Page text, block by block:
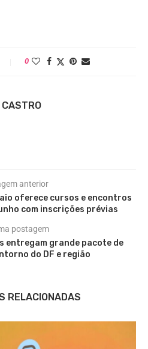
0
anterior
oferece cursos e encontros
com inscrições prévias
postagem
entregam grande pacote de
do DF e região
RELACIONADAS